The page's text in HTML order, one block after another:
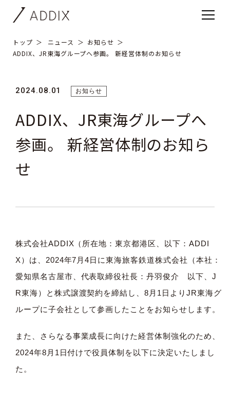
トップ ニュース
お知らせ
ADDIX、JR東海グループへ参画。 新経営体制のお知らせ
2024.08.01 お知らせ
ADDIX、JR東海グループへ
参画。 新経営体制のお知ら
せ
株式会社ADDIX（所在地：東京都港区、以下：ADDI
X）は、2024年7月4日に東海旅客鉄道株式会社（本社：
愛知県名古屋市、代表取締役社長：丹羽俊介 以下、J
R東海）と株式譲渡契約を締結し、8月1日よりJR東海グ
ループに子会社として参画したことをお知らせします。
また、さらなる事業成長に向けた経営体制強化のため、
2024年8月1日付けで役員体制を以下に決定いたしまし
た。